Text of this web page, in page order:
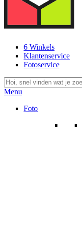
6 Winkels
Klantenservice
Fotoservice
Menu
Foto